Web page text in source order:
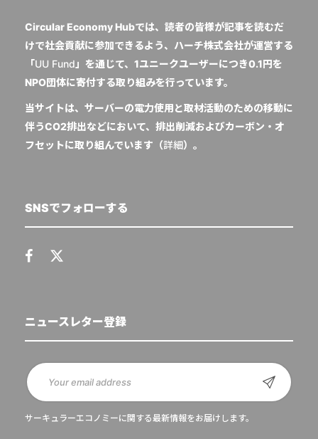
Circular Economy Hubでは、読者の皆様が記事を読むだ
けで社会貢献に参加できるよう、ハーチ株式会社が運営する
「UU Fund 」を通じて、1ユニークユーザーにつき0.1円を
NPO団体に寄付する取り組みを行っています。
当サイトは、サーバーの電力使用と取材活動のための移動に
伴うCO2排出などにおいて、排出削減およびカーボン・オ
フセットに取り組んでいます（詳細）。
SNSでフォローする
ニュースレター登録
サーキュラーエコノミーに関する最新情報をお届けします。